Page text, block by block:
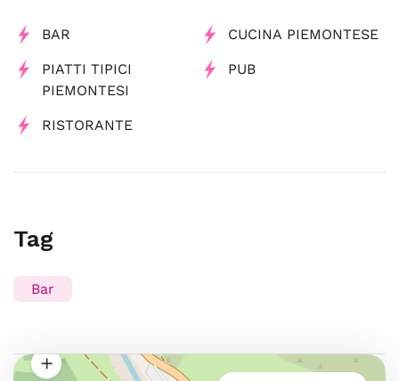
BAR CUCINA PIEMONTESE
PIATTI TIPICI
PIEMONTESI
PUB
RISTORANTE
Tag
Bar